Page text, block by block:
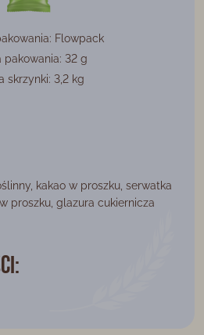
Flowpack
pakowania: 32 g
skrzynki: 3,2 kg
kakao w proszku, serwatka
proszku, glazura cukiernicza